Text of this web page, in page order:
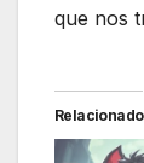
que nos
Relacionado